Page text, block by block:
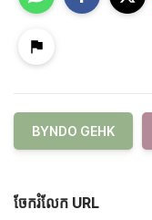
BYNDO GEHK
ចែករំលែក URL